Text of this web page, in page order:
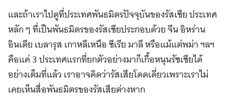
และถ้าเราไปดูที่ประเทศพันธมิตรปัจจุบันของรัสเซีย ประเทศ
หลัก ๆ ที่เป็นพันธมิตรของรัสเซียประกอบด้วย จีน อิหร่าน
อินเดีย เบลารุส เกาหลีเหนือ ซีเรีย มาลี หรือแม้แต่พม่า ฯลฯ
คือแค่ 3 ประเทศแรกที่ยกตัวอย่างมาก็เกื้อหนุนรัซเซียได้
อย่างเต็มที่แล้ว เราอาจคิดว่ารัสเสียโดดเดี่ยวเพราะเราไม่
เคยเห็นสื่อพันธมิตรของรัสเสียต่างหาก